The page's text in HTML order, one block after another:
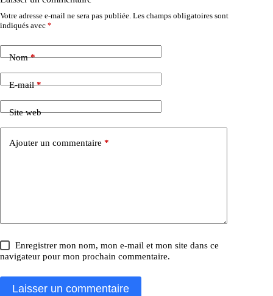
Votre adresse e-mail ne sera pas publiée. Les champs obligatoires sont
indiqués avec *
Nom*
E-mail*
Site web
Ajouter un commentaire *
Enregistrer mon nom, mon e-mail et mon site dans ce
navigateur pour mon prochain commentaire.
Laisser un commentaire